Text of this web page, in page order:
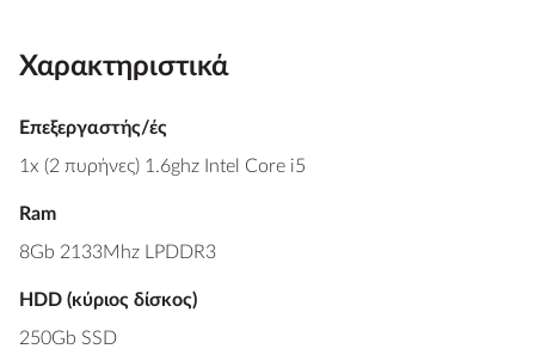
Χαρακτηριστικά
Επεξεργαστής/ές
1x (2 πυρήνες) 1.6ghz Intel Core i5
Ram
8Gb 2133Mhz LPDDR3
HDD (κύριος δίσκος)
250Gb SSD